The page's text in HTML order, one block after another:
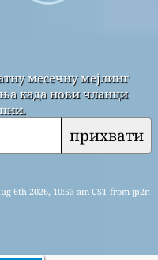
месечну мејлинг
када нови чланци
прихвати
6th 2026, 10:53 am CST from jp2n